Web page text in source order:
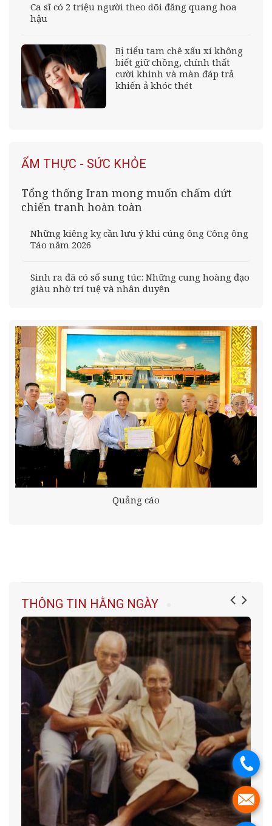
Ca sĩ có 2 triệu người theo dõi đăng quang hoa
hậu
Bị tiểu tam chê xấu xí không
biết giữ chồng, chính thất
cười khinh và màn đáp trả
khiến ả khóc thét
ẨM THỰC - SỨC KHỎE
Tổng thống Iran mong muốn chấm dứt
chiến tranh hoàn toàn
Những kiêng kỵ cần lưu ý khi cúng ông Công ông
Táo năm 2026
Sinh ra đã có số sung túc: Những cung hoàng đạo
giàu nhờ trí tuệ và nhân duyên
Quảng cáo
THÔNG TIN HẰNG NGÀY
.
.